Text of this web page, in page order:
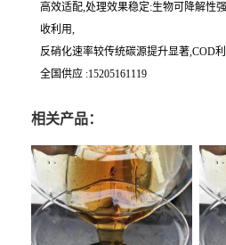
高效适配,处理效果稳定:生物可降解性
收利用,
反硝化速率较传统碳源提升显著,COD利
全国供应 :15205161119
相关产品：